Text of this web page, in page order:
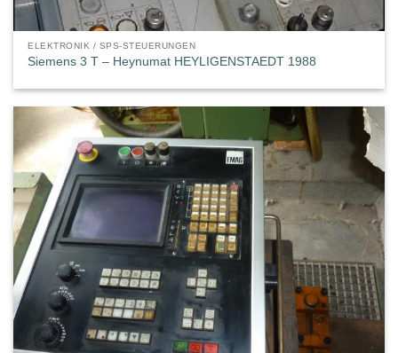
ELEKTRONIK / SPS-STEUERUNGEN
Siemens 3 T – Heynumat HEYLIGENSTAEDT 1988